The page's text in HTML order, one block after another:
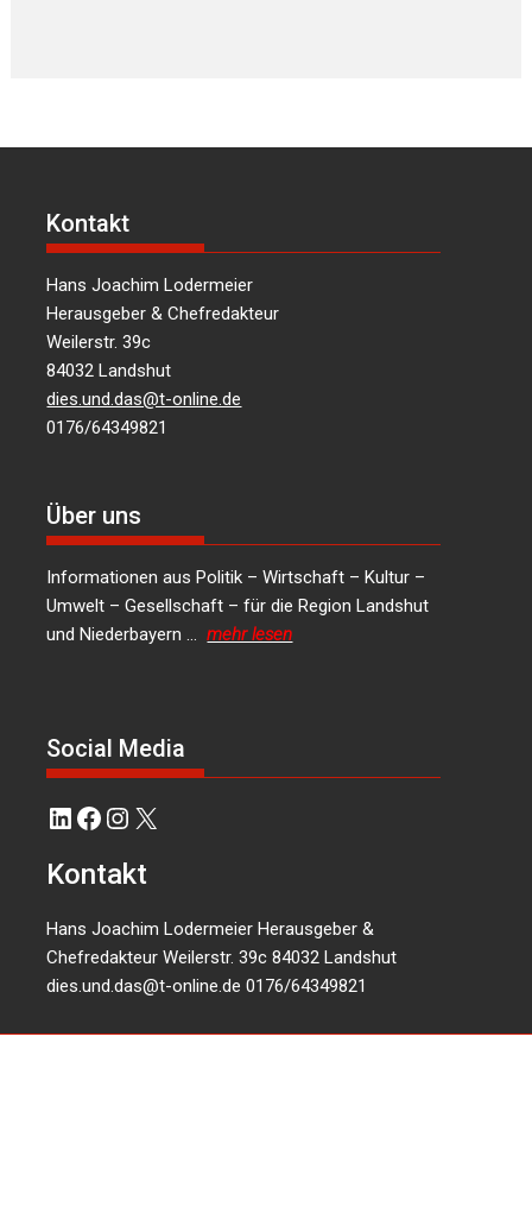
Kontakt
Hans Joachim Lodermeier
Herausgeber & Chefredakteur
Weilerstr. 39c
84032 Landshut
dies.und.das@t-online.de
0176/64349821
Über uns
Informationen aus Politik – Wirtschaft – Kultur –
Umwelt – Gesellschaft – für die Region Landshut
und Niederbayern …mehr lesen
Social Media
LinkedIn
Facebook
Instagram
X
Kontakt
Hans Joachim Lodermeier Herausgeber &
Chefredakteur Weilerstr. 39c 84032 Landshut
dies.und.das@t-online.de 0176/64349821